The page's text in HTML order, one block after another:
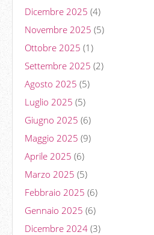
Dicembre 2025 (4)
Novembre 2025 (5)
Ottobre 2025 (1)
Settembre 2025 (2)
Agosto 2025 (5)
Luglio 2025 (5)
Giugno 2025 (6)
Maggio 2025 (9)
Aprile 2025 (6)
Marzo 2025 (5)
Febbraio 2025 (6)
Gennaio 2025 (6)
Dicembre 2024 (3)